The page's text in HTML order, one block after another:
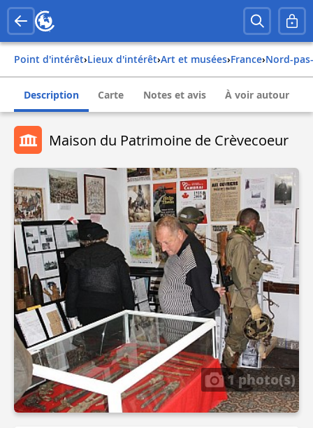
Point d'intérêt› Lieux d'intérêt› Art et musées› france› nord-
Description Carte Notes et avis À voir autour
Maison du Patrimoine de Crèvecoeur
1 photo(s)